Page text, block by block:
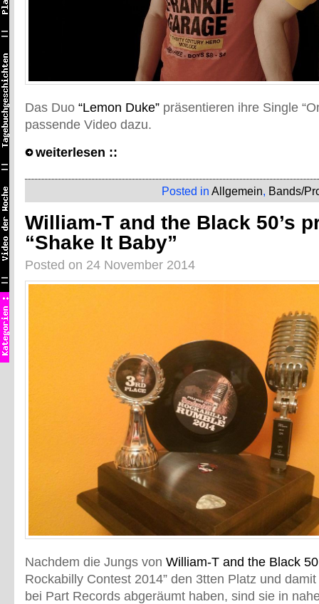
Das Duo “Lemon Duke” präsentieren ihre Single
passende Video dazu.
weiterlesen ::
Posted in Allgemein, Bands/
William-T and the Black 50’s
“Shake It Baby”
Posted on 24 November 2014
Nachdem die Jungs von William-T and the Black
Rockabilly Contest 2014” den 3tten Platz und
bei Part Records abgeräumt haben, sind sie in